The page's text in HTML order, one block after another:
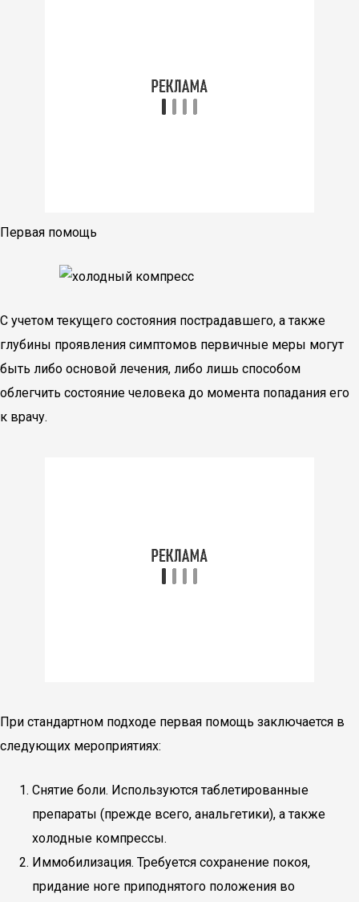
Первая помощь
С учетом текущего состояния пострадавшего, а также
глубины проявления симптомов первичные меры могут
быть либо основой лечения, либо лишь способом
облегчить состояние человека до момента попадания его
к врачу.
При стандартном подходе первая помощь заключается в
следующих мероприятиях:
Снятие боли. Используются таблетированные
препараты (прежде всего, анальгетики), а также
холодные компрессы.
Иммобилизация. Требуется сохранение покоя,
придание ноге приподнятого положения во